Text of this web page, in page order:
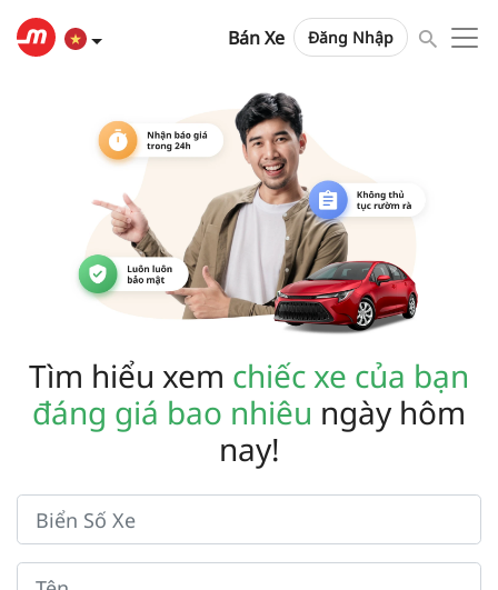
Bán Xe Đăng Nhập
Tìm hiểu xem chiếc xe của bạn
đáng giá bao nhiêu ngày hôm
nay!